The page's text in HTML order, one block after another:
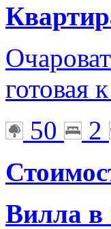
готовая
50
2
Вилла в